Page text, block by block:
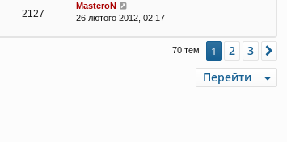
2127
MasteroN
26 лютого 2012, 02:17
70 тем 1 2 3
Перейти